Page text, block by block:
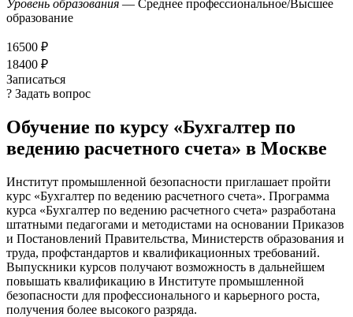
Уровень образования — Среднее профессиональное/Высшее
образование
16500 ₽
18400 ₽
Записаться
? Задать вопрос
Обучение по курсу «Бухгалтер по
ведению расчетного счета» в Москве
Институт промышленной безопасности приглашает пройти
курс «Бухгалтер по ведению расчетного счета». Программа
курса «Бухгалтер по ведению расчетного счета» разработана
штатными педагогами и методистами на основании Приказов
и Постановлений Правительства, Министерств образования и
труда, профстандартов и квалификационных требований.
Выпускники курсов получают возможность в дальнейшем
повышать квалификацию в Институте промышленной
безопасности для профессионального и карьерного роста,
получения более высокого разряда.